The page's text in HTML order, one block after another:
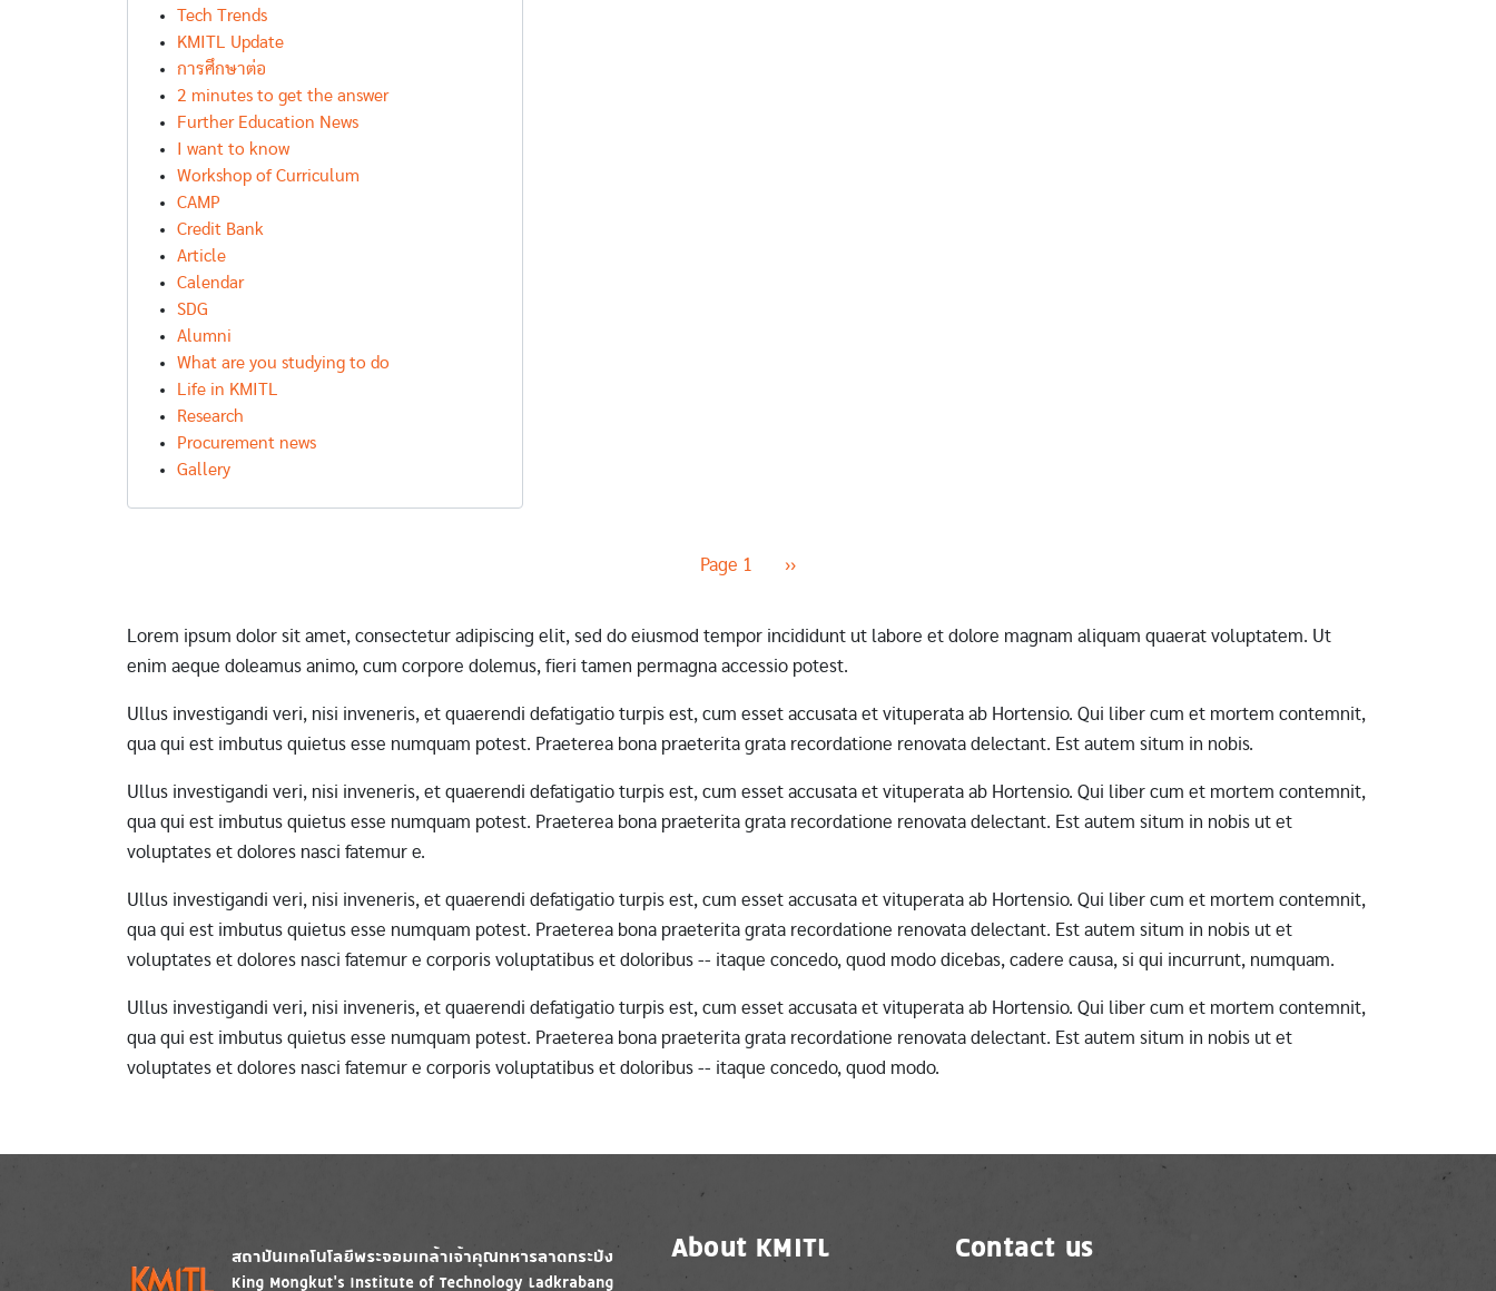
Tech Trends
KMITL Update
การศึกษาต่อ
2 minutes to get the answer
Further Education News
I want to know
Workshop of Curriculum
CAMP
Credit Bank
Article
Calendar
SDG
Alumni
What are you studying to do
Life in KMITL
Research
Procurement news
Gallery
Page 1 Next page
››
Lorem ipsum dolor sit amet, consectetur adipiscing elit, sed do eiusmod tempor incididunt ut labore et dolore magnam aliquam quaerat voluptatem. Ut
enim aeque doleamus animo, cum corpore dolemus, fieri tamen permagna accessio potest.
Ullus investigandi veri, nisi inveneris, et quaerendi defatigatio turpis est, cum esset accusata et vituperata ab Hortensio. Qui liber cum et mortem contemnit,
qua qui est imbutus quietus esse numquam potest. Praeterea bona praeterita grata recordatione renovata delectant. Est autem situm in nobis.
Ullus investigandi veri, nisi inveneris, et quaerendi defatigatio turpis est, cum esset accusata et vituperata ab Hortensio. Qui liber cum et mortem contemnit,
qua qui est imbutus quietus esse numquam potest. Praeterea bona praeterita grata recordatione renovata delectant. Est autem situm in nobis ut et
voluptates et dolores nasci fatemur e.
Ullus investigandi veri, nisi inveneris, et quaerendi defatigatio turpis est, cum esset accusata et vituperata ab Hortensio. Qui liber cum et mortem contemnit,
qua qui est imbutus quietus esse numquam potest. Praeterea bona praeterita grata recordatione renovata delectant. Est autem situm in nobis ut et
voluptates et dolores nasci fatemur e corporis voluptatibus et doloribus -- itaque concedo, quod modo dicebas, cadere causa, si qui incurrunt, numquam.
Ullus investigandi veri, nisi inveneris, et quaerendi defatigatio turpis est, cum esset accusata et vituperata ab Hortensio. Qui liber cum et mortem contemnit,
qua qui est imbutus quietus esse numquam potest. Praeterea bona praeterita grata recordatione renovata delectant. Est autem situm in nobis ut et
voluptates et dolores nasci fatemur e corporis voluptatibus et doloribus -- itaque concedo, quod modo.
Image Image About KMITL Contact us